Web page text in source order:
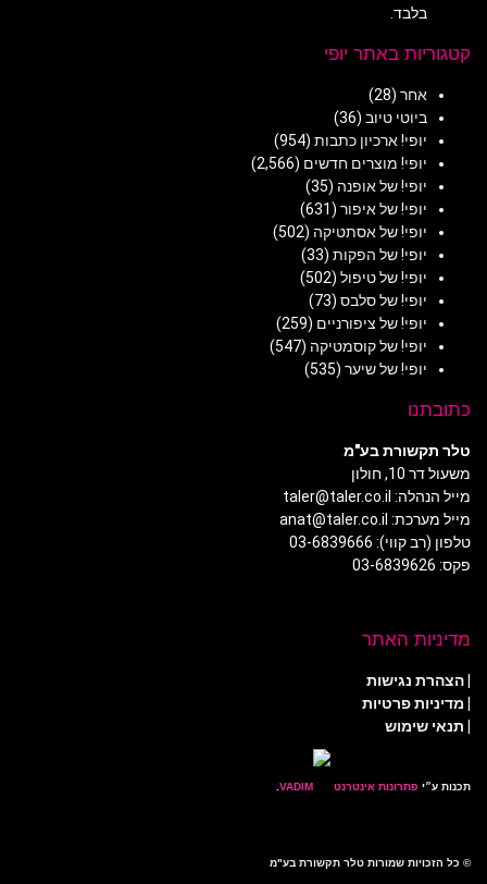
בלבד.
קטגוריות באתר יופי
אחר (28)
ביוטי טיוב (36)
יופי! ארכיון כתבות (954)
יופי! מוצרים חדשים (2,566)
יופי! של אופנה (35)
יופי! של איפור (631)
יופי! של אסתטיקה (502)
יופי! של הפקות (33)
יופי! של טיפול (502)
יופי! של סלבס (73)
יופי! של ציפורניים (259)
יופי! של קוסמטיקה (547)
יופי! של שיער (535)
כתובתנו
טלר תקשורת בע"מ
משעול דר 10, חולון
מייל הנהלה: taler@taler.co.il
מייל מערכת: anat@taler.co.il
טלפון (רב קווי): 03-6839666
פקס: 03-6839626
מדיניות האתר
הצהרת נגישות
מדיניות פרטיות
| תנאי שימוש
תכנות ע״י פתרונות אינטרנט
© כל הזכויות שמורות טלר תקשורת בע"מ